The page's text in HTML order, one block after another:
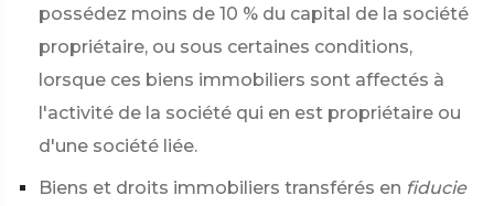
possédez moins de 10 % du capital de la société
propriétaire, ou sous certaines conditions,
lorsque ces biens immobiliers sont affectés à
l'activité de la société qui en est propriétaire ou
d'une société liée.
Biens et droits immobiliers transférés en fiducie